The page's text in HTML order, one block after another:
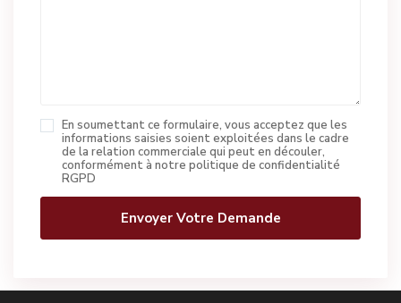
En soumettant ce formulaire, vous acceptez que les
informations saisies soient exploitées dans le cadre
de la relation commerciale qui peut en découler,
conformément à notre politique de confidentialité
RGPD